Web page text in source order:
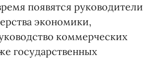
появятся руководители
экономики,
коммерческих
государственных